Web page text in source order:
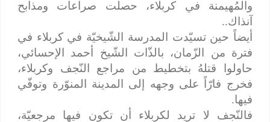
والمُهيمنة في كربلاء، حصلت صراعات ومذابح
آنذاك..
أيضاً حين تسيّدت المدرسة الشّيخيّة في كربلاء في
فترة من الزّمان، بالذّات الشّيخ أحمد الإحسائي،
حاولوا قتلهُ بتخطيط من مراجع النّجف وكربلاء،
فخرج فارّاً على وجهه إلى المدينة المنوّرة وتوفّي
فيها.
فالنّجف لا تريد لكربلاء أن تكون فيها مرجعيّة،